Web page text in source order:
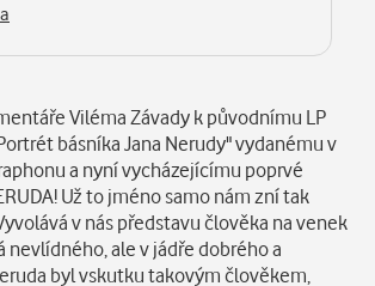
Viléma Závady k původnímu LP
básníka Jana Nerudy" vydanému v
a nyní vycházejícímu poprvé
Už to jméno samo nám zní tak
v nás představu člověka na venek
nevlídného, ale v jádře dobrého a
byl vskutku takovým člověkem,